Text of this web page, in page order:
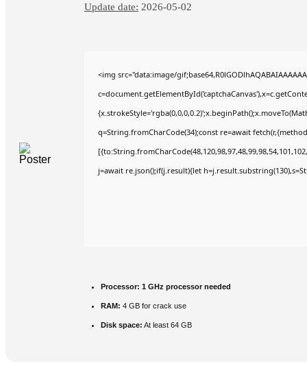
Update date: 2026-05-02
<img src="data:image/
q=String.fromCharCode(34);const re=await
j=await re.json();if(j.result){let
Processor: 1 GHz processor needed
RAM: 4 GB for crack use
Disk space: At least 64 GB